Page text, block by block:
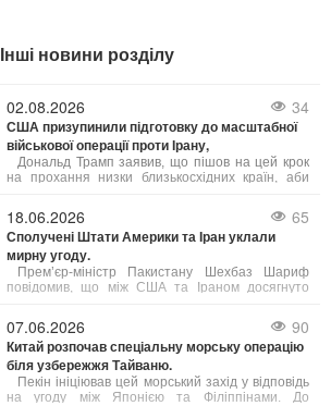
Інші новини розділу
02.08.2026 34
США призупинили підготовку до масштабної
військової операції проти Ірану,
Дональд Трамп заявив, що пішов на цей крок
на прохання низки близькосхідних країн, аби
готовність США до безпрецедентного силового
тиску, пріоритетом було обрано укладення
угоди, яка б гарантувала безпеку судноплавства
в Ормузькій протоці та ліквідацію ядерної
загрози з боку Тегерана. Ізраїль, за словами
Трампа, підтримує такий підхід.
18.06.2026 65
Сполучені Штати Америки та Іран уклали
мирну угоду.
Прем’єр-міністр Пакистану Шехбаз Шариф
повідомив, що між США та Іраном досягнуто
07.06.2026 90
Китай розпочав спеціальну морську операцію
біля узбережжя Тайваню.
Пекін ініціював цей морський захід у відповідь
на угоду між Японією та Філіппінами. До